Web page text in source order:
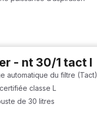
- nt 30/1 tact l
automatique du filtre (Tact)
classe L
de 30 litres